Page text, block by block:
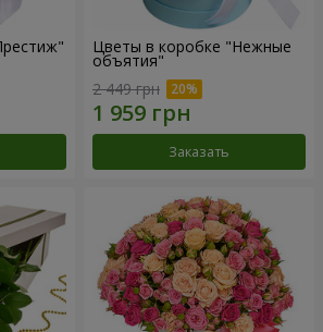
Цветы в коробке "Нежные
объятия"
2 449 грн
Заказать